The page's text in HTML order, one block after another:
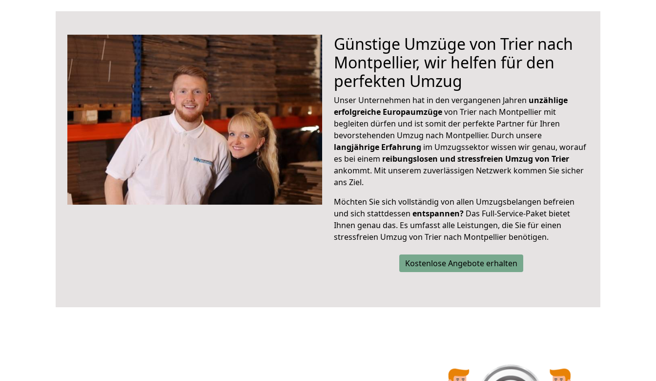
Günstige Umzüge von Trier nach
Montpellier, wir helfen für den
perfekten Umzug
Unser Unternehmen hat in den vergangenen Jahren unzählige
erfolgreiche Europaumzügevon Trier nach Montpellier mit
begleiten dürfen und ist somit der perfekte Partner für Ihren
bevorstehenden Umzug nach Montpellier. Durch unsere
langjährige Erfahrung im Umzugssektor wissen wir genau, worauf
es bei einem reibungslosen und stressfreien Umzug von Trier
ankommt. Mit unserem zuverlässigen Netzwerk kommen Sie sicher
ans Ziel.
Möchten Sie sich vollständig von allen Umzugsbelangen befreien
und sich stattdessen entspannen? Das Full-Service-Paket bietet
Ihnen genau das. Es umfasst alle Leistungen, die Sie für einen
stressfreien Umzug von Trier nach Montpellier benötigen.
Kostenlose Angebote erhalten